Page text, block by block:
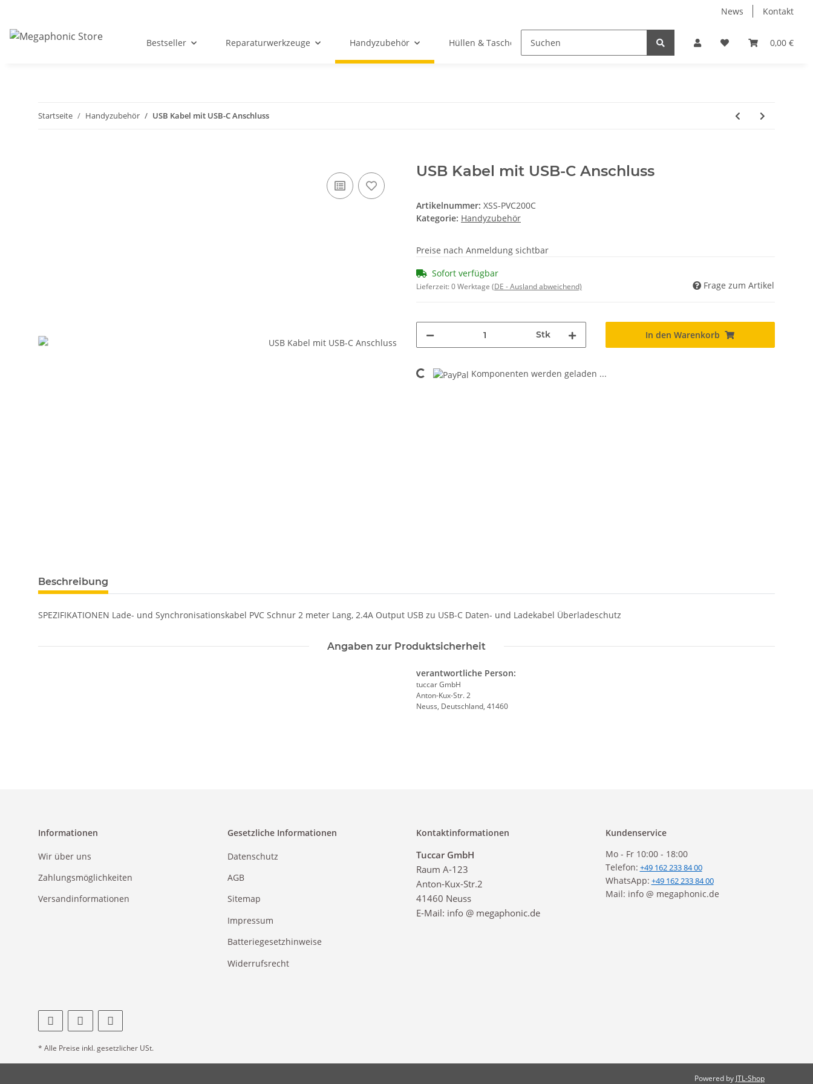
News Kontakt
0,00 €
Bestseller Reparaturwerkzeuge Handyzubehör Hüllen & Taschen Displayschutzfolien Elektronische Geräte
Startseite Handyzubehör USB Kabel mit USB-C Anschluss
USB Kabel mit USB-C Anschluss
Artikelnummer: XSS-PVC200C
Kategorie: Handyzubehör
Preise nach Anmeldung sichtbar
Sofort verfügbar
Lieferzeit:0 Werktage (DE - Ausland abweichend) Frage zum Artikel
Stk In den Warenkorb
Loading... Komponenten werden geladen ...
Beschreibung
SPEZIFIKATIONEN Lade- und Synchronisationskabel PVC Schnur 2 meter Lang, 2.4A Output USB zu USB-C Daten- und Ladekabel Überladeschutz
Angaben zur Produktsicherheit
verantwortliche Person:
tuccar GmbH
Anton-Kux-Str. 2
Neuss, Deutschland, 41460
Informationen
Wir über uns
Zahlungsmöglichkeiten
Versandinformationen
Gesetzliche Informationen
Datenschutz
AGB
Sitemap
Impressum
Batteriegesetzhinweise
Widerrufsrecht
Kontaktinformationen
Tuccar GmbH
Raum A-123
Anton-Kux-Str.2
41460 Neuss
E-Mail: info @ megaphonic.de
Kundenservice
Mo - Fr 10:00 - 18:00
Telefon: +49 162 233 84 00
WhatsApp: +49 162 233 84 00
Mail: info @ megaphonic.de
* Alle Preise inkl. gesetzlicher USt.
Powered by JTL-Shop